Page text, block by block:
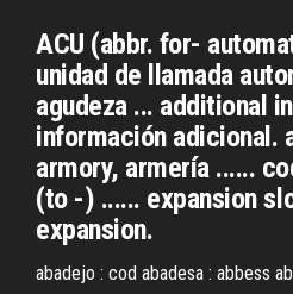
ACU (abbr. for-
unidad de llamada
agudeza ... additional
información adicional.
armory, armería ......
(to -) ...... expansion
expansion.
abadejo : cod abadesa : abbess